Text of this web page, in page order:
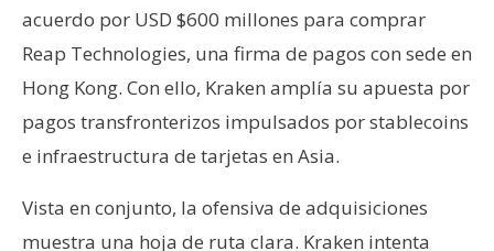
acuerdo por USD $600 millones para comprar
Reap Technologies, una firma de pagos con sede en
Hong Kong. Con ello, Kraken amplía su apuesta por
pagos transfronterizos impulsados por stablecoins
e infraestructura de tarjetas en Asia.
Vista en conjunto, la ofensiva de adquisiciones
muestra una hoja de ruta clara. Kraken intenta